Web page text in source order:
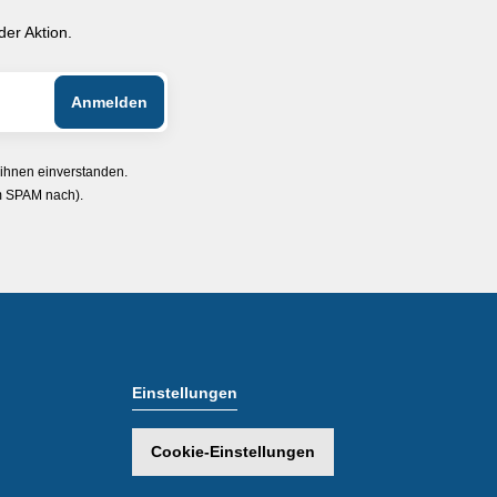
Aktion.
einverstanden.
nach).
Einstellungen
Cookie-Einstellungen